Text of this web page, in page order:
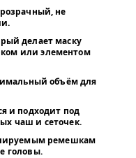
не
делает маску
или элементом
объём для
и подходит под
чаш и сеточек.
ремешкам
головы.